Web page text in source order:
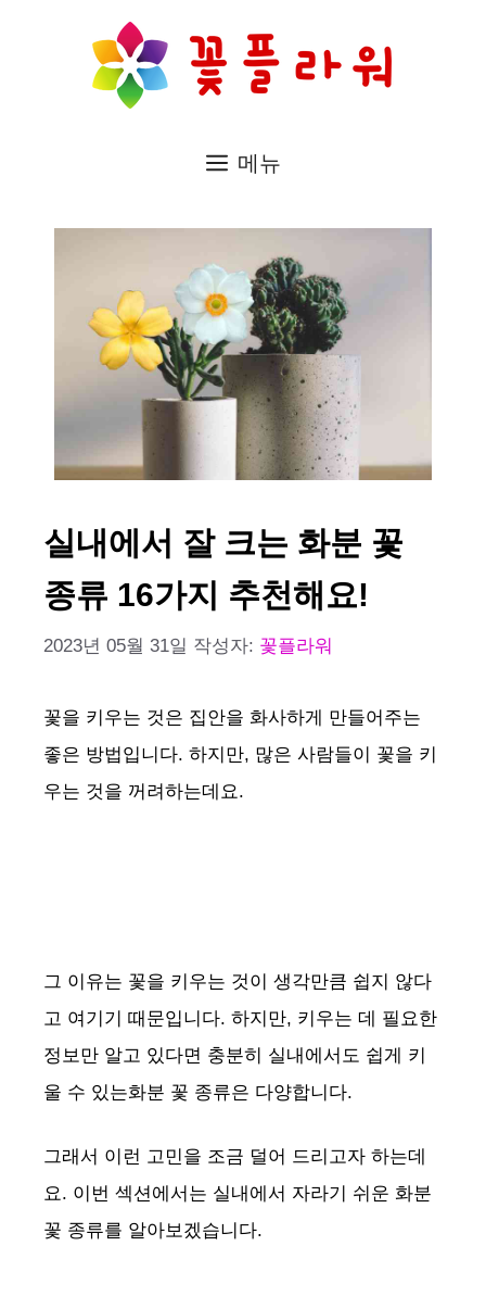
메뉴
실내에서 잘 크는 화분 꽃
종류 16가지 추천해요!
2023년 05월 31일 작성자: 꽃플라워
꽃을 키우는 것은 집안을 화사하게 만들어주는
좋은 방법입니다. 하지만, 많은 사람들이 꽃을 키
우는 것을 꺼려하는데요.
그 이유는 꽃을 키우는 것이 생각만큼 쉽지 않다
고 여기기 때문입니다. 하지만, 키우는 데 필요한
정보만 알고 있다면 충분히 실내에서도 쉽게 키
울 수 있는화분 꽃 종류은 다양합니다.
그래서 이런 고민을 조금 덜어 드리고자 하는데
요. 이번 섹션에서는 실내에서 자라기 쉬운 화분
꽃 종류를 알아보겠습니다.